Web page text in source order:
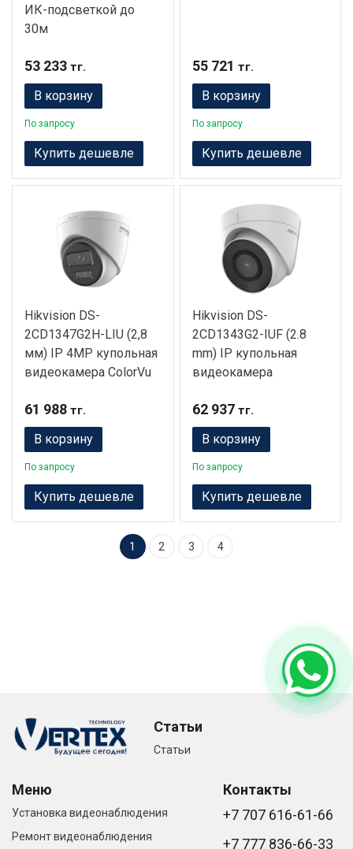
ИК-подсветкой до
30м
53 233 тг.
В корзину
По запросу
Купить дешевле
55 721 тг.
В корзину
По запросу
Купить дешевле
Hikvision DS-
2CD1347G2H-LIU (2,8
мм) IP 4MP купольная
видеокамера ColorVu
61 988 тг.
В корзину
По запросу
Купить дешевле
Hikvision DS-
2CD1343G2-IUF (2.8
mm) IP купольная
видеокамера
62 937тг.
В корзину
По запросу
Купить дешевле
1 2 3 4
Статьи
Статьи
Меню
Установка видеонаблюдения
Ремонт видеонаблюдения
Контакты
+7 707 616-61-66
+7 777 836-66-33